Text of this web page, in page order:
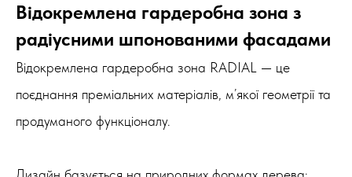
Відокремлена гардеробна зона з
радіусними шпонованими фасадами
Відокремлена гардеробна зона RADIAL — це
поєднання преміальних матеріалів, м’якої геометрії та
продуманого функціоналу.